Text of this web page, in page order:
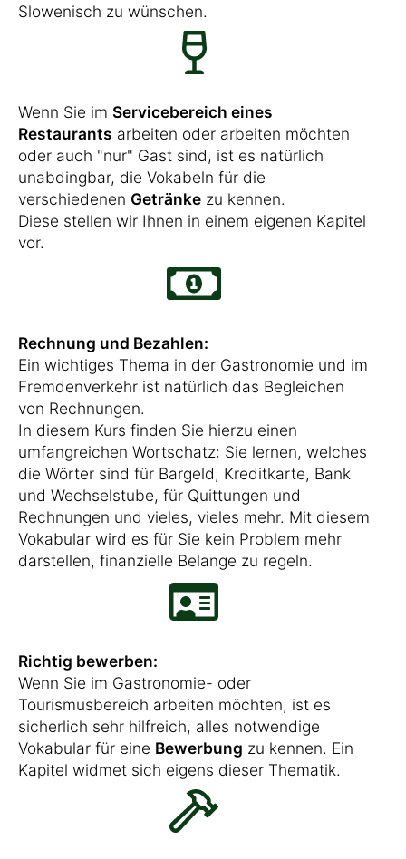
Slowenisch zu wünschen.
Wenn Sie im Servicebereich eines
Restaurants arbeiten oder arbeiten möchten
oder auch "nur" Gast sind, ist es natürlich
unabdingbar, die Vokabeln für die
verschiedenen Getränke zu kennen.
Diese stellen wir Ihnen in einem eigenen Kapitel
vor.
Rechnung und Bezahlen:
Ein wichtiges Thema in der Gastronomie und im
Fremdenverkehr ist natürlich das Begleichen
von Rechnungen.
In diesem Kurs finden Sie hierzu einen
umfangreichen Wortschatz: Sie lernen, welches
die Wörter sind für Bargeld, Kreditkarte, Bank
und Wechselstube, für Quittungen und
Rechnungen und vieles, vieles mehr. Mit diesem
Vokabular wird es für Sie kein Problem mehr
darstellen, finanzielle Belange zu regeln.
Richtig bewerben:
Wenn Sie im Gastronomie- oder
Tourismusbereich arbeiten möchten, ist es
sicherlich sehr hilfreich, alles notwendige
Vokabular für eine Bewerbung zu kennen. Ein
Kapitel widmet sich eigens dieser Thematik.